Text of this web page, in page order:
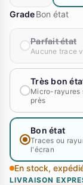
GradeBon état
Parfait état
Aucune trace
Très bon
Micro-rayures
près
Bon état
Traces ou
l'écran
En stock,
LIVRAISON